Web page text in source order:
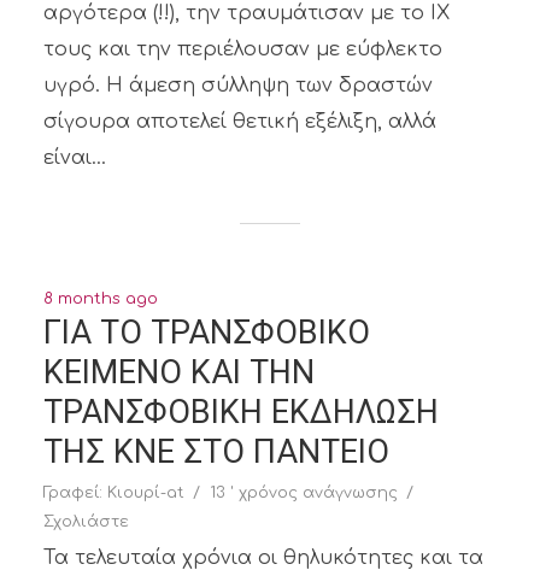
αργότερα (!!), την τραυμάτισαν με το ΙΧ
τους και την περιέλουσαν με εύφλεκτο
υγρό. Η άμεση σύλληψη των δραστών
σίγουρα αποτελεί θετική εξέλιξη, αλλά
είναι...
8 months ago
ΓΙΑ ΤΟ ΤΡΑΝΣΦΟΒΙΚΟ
ΚΕΙΜΕΝΟ ΚΑΙ ΤΗΝ
ΤΡΑΝΣΦΟΒΙΚΗ ΕΚΔΗΛΩΣΗ
ΤΗΣ ΚΝΕ ΣΤΟ ΠΑΝΤΕΙΟ
Γραφεί: Κιουρί-at
13 ' χρόνος ανάγνωσης
Σχολιάστε
Τα τελευταία χρόνια οι θηλυκότητες και τα